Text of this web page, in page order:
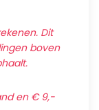
Dit
boven
en € 9,-